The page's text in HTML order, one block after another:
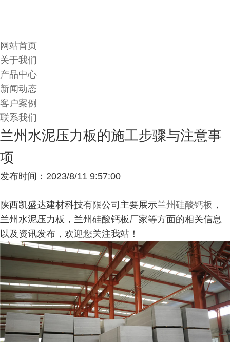
网站首页
关于我们
产品中心
新闻动态
客户案例
联系我们
兰州水泥压力板的施工步骤与注意事
项
发布时间：2023/8/11 9:57:00
陕西凯盛达建材科技有限公司主要展示兰州硅酸钙板 ，
兰州水泥压力板，兰州硅酸钙板厂家等方面的相关信息
以及资讯发布，欢迎您关注我站！